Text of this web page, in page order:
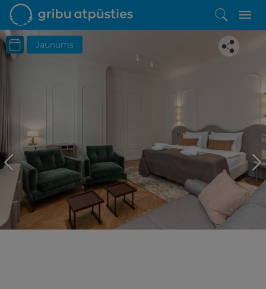
Jaunums
Iepatikās šis piedāvājums?
Līdz brīnišķīgai atpūtai atlikuši tikai daži soļi
PĒRKU